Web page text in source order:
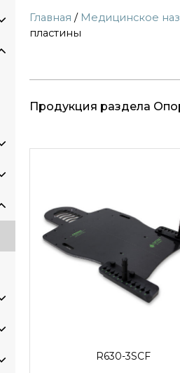
Главная / Медицинское
пластины
Продукция раздела
R630-3SCF